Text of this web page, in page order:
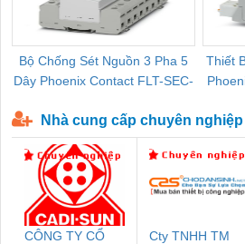
Bộ Chống Sét Nguồn 3 Pha 5
Dây Phoenix Contact FLT-SEC-
Thiết
Nhà cung cấp chuyên nghiệp
CÔNG TY CỔ
Cty TNHH TM